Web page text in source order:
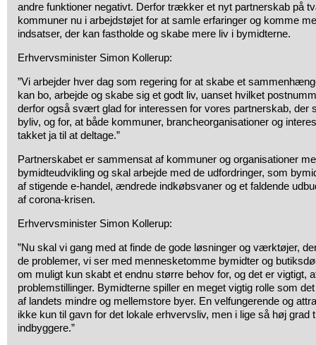
andre funktioner negativt. Derfor trækker et nyt partnerskab på
kommuner nu i arbejdstøjet for at samle erfaringer og komme
indsatser, der kan fastholde og skabe mere liv i bymidterne.
Erhvervsminister Simon Kollerup:
”Vi arbejder hver dag som regering for at skabe et
kan bo, arbejde og skabe sig et godt liv, uanset hvilket
derfor også svært glad for interessen for vores partnerskab, der
byliv, og for, at både kommuner, brancheorganisationer og
takket ja til at deltage.”
Partnerskabet er sammensat af kommuner og organisationer
bymidteudvikling og skal arbejde med de udfordringer, som
af stigende e-handel, ændrede indkøbsvaner og et faldende
af corona-krisen.
Erhvervsminister Simon Kollerup:
”Nu skal vi gang med at finde de gode løsninger og værktøjer,
de problemer, vi ser med mennesketomme bymidter og
om muligt kun skabt et endnu større behov for, og det er vigtigt,
problemstillinger. Bymidterne spiller en meget vigtig rolle som
af landets mindre og mellemstore byer. En velfungerende og
ikke kun til gavn for det lokale erhvervsliv, men i lige så høj
indbyggere.”